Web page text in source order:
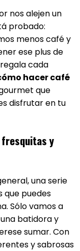
nos alejen un
probado:
menos café y
ese plus de
cada
hacer café
que
disfrutar en tu
y
una serie
que puedes
Sólo vamos a
batidora y
sumar. Con
y sabrosas